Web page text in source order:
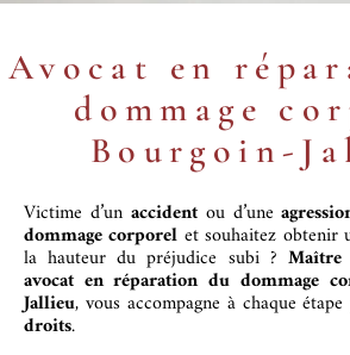
Avocat en
dommage
Bourgoin-
Victime d’un accidentou d’une
dommage corporel et souhaitez obtenir
la hauteur du préjudice subi ? Maître
avocat en réparation du dommage
Jallieu, vous accompagne à chaque
droits.